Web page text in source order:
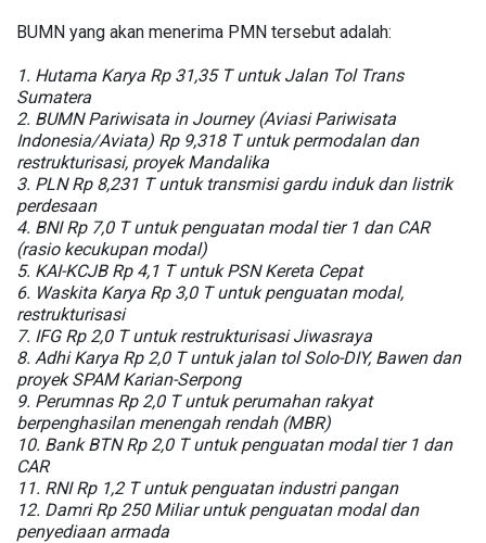
BUMN yang akan menerima PMN tersebut adalah:
1. Hutama Karya Rp 31,35 T untuk Jalan Tol Trans
Sumatera
2. BUMN Pariwisata in Journey (Aviasi Pariwisata
Indonesia/Aviata) Rp 9,318 T untuk permodalan dan
restrukturisasi, proyek Mandalika
3. PLN Rp 8,231 T untuk transmisi gardu induk dan listrik
perdesaan
4. BNI Rp 7,0 T untuk penguatan modal tier 1 dan CAR
(rasio kecukupan modal)
5. KAI-KCJB Rp 4,1 T untuk PSN Kereta Cepat
6. Waskita Karya Rp 3,0 T untuk penguatan modal,
restrukturisasi
7. IFG Rp 2,0 T untuk restrukturisasi Jiwasraya
8. Adhi Karya Rp 2,0 T untuk jalan tol Solo-DIY, Bawen dan
proyek SPAM Karian-Serpong
9. Perumnas Rp 2,0 T untuk perumahan rakyat
berpenghasilan menengah rendah (MBR)
10. Bank BTN Rp 2,0 T untuk penguatan modal tier 1 dan
CAR
11. RNI Rp 1,2 T untuk penguatan industri pangan
12. Damri Rp 250 Miliar untuk penguatan modal dan
penyediaan armada